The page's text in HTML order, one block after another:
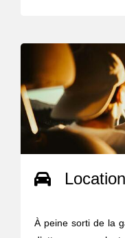
À peine sorti de la